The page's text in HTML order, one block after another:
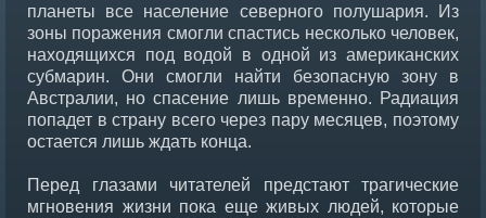
планеты все население северного полушария. Из
зоны поражения смогли спастись несколько человек,
находящихся под водой в одной из американских
субмарин. Они смогли найти безопасную зону в
Австралии, но спасение лишь временно. Радиация
попадет в страну всего через пару месяцев, поэтому
остается лишь ждать конца.
Перед глазами читателей предстают трагические
мгновения жизни пока еще живых людей, которые